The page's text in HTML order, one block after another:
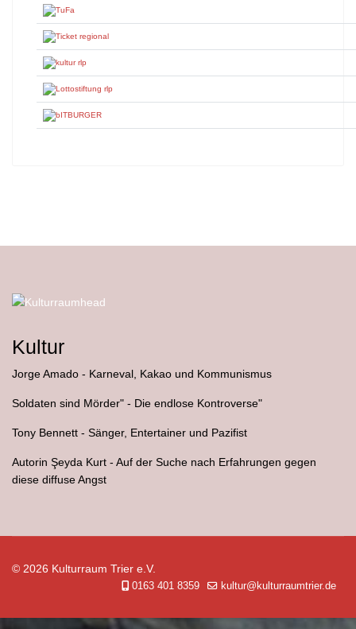
Kultur
Jorge Amado - Karneval, Kakao und Kommunismus
"Soldaten sind Mörder" - Die endlose Kontroverse
Tony Bennett - Sänger, Entertainer und Pazifist
Autorin Şeyda Kurt - Auf der Suche nach Erfahrungen gegen
diese diffuse Angst
© 2026 Kulturraum Trier e.V.
0163 401 8359 kultur@kulturraumtrier.de